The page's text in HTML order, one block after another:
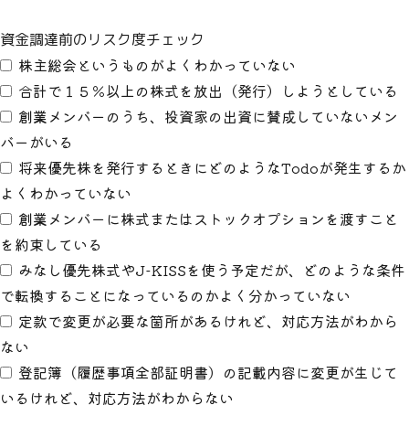
資金調達前のリスク度チェック
株主総会というものがよくわかっていない
合計で１５％以上の株式を放出（発行）しようとしている
創業メンバーのうち、投資家の出資に賛成していないメン
バーがいる
将来優先株を発行するときにどのようなTodoが発生するか
よくわかっていない
創業メンバーに株式またはストックオプションを渡すこと
を約束している
みなし優先株式やJ-KISSを使う予定だが、どのような条件
で転換することになっているのかよく分かっていない
定款で変更が必要な箇所があるけれど、対応方法がわから
ない
登記簿（履歴事項全部証明書）の記載内容に変更が生じて
いるけれど、対応方法がわからない